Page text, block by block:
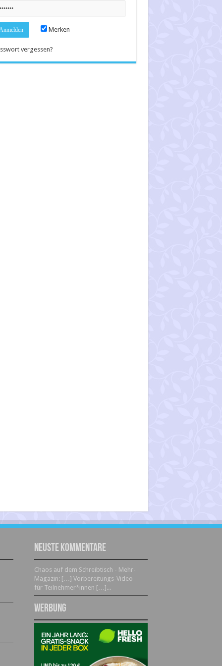
Merken
vergessen?
Neuste Kommentare
Chaos auf dem Schreibtisch - Mehr-
Magazin: […] Vorbereitungs-Video
für Teilnehmer*innen […]...
Werbung